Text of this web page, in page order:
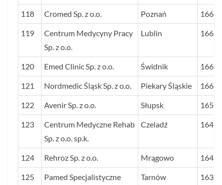
118 Cromed Sp. z o.o. Poznań 166
119
Centrum Medycyny Pracy
Sp. z o.o.
Lublin 166
120 Emed Clinic Sp. z o.o. Świdnik 166
121 Nordmedic Śląsk Sp. z o.o. Piekary Śląskie 166
122 Avenir Sp. z o.o. Słupsk 165
123
Centrum Medyczne Rehab
Sp. z o.o. sp.k.
Czeladź 164
124 Rehroz Sp. z o.o. Mrągowo 164
125
Pamed Specjalistyczne
Tarnów 163